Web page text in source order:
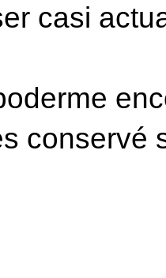
casi
conservé